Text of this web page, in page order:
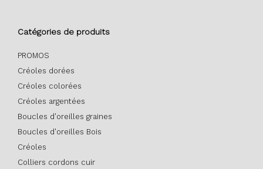
Catégories de produits
PROMOS
Créoles dorées
Créoles colorées
Créoles argentées
Boucles d'oreilles graines
Boucles d'oreilles Bois
Créoles
Colliers cordons cuir